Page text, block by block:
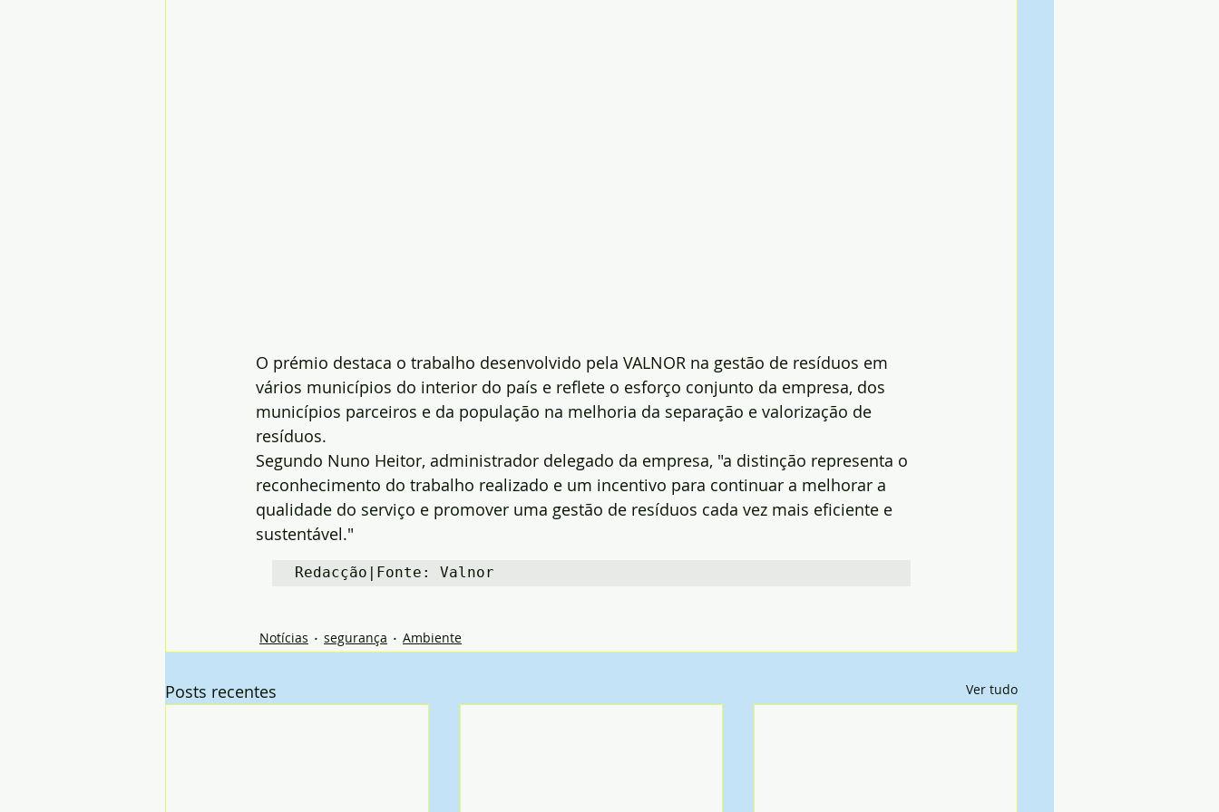
O prémio destaca o trabalho desenvolvido pela VALNOR na gestão de resíduos em
vários municípios do interior do país e reflete o esforço conjunto da empresa, dos
municípios parceiros e da população na melhoria da separação e valorização de
resíduos.
Segundo Nuno Heitor, administrador delegado da empresa, "a distinção representa o
reconhecimento do trabalho realizado e um incentivo para continuar a melhorar a
qualidade do serviço e promover uma gestão de resíduos cada vez mais eficiente e
sustentável."
Redacção|Fonte: Valnor
Notícias segurança Ambiente
Posts recentes Ver tudo